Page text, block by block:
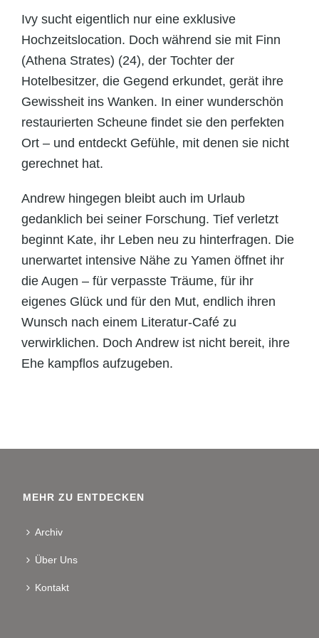
Ivy sucht eigentlich nur eine exklusive
Hochzeitslocation. Doch während sie mit Finn
(Athena Strates) (24), der Tochter der
Hotelbesitzer, die Gegend erkundet, gerät ihre
Gewissheit ins Wanken. In einer wunderschön
restaurierten Scheune findet sie den perfekten
Ort – und entdeckt Gefühle, mit denen sie nicht
gerechnet hat.
Andrew hingegen bleibt auch im Urlaub
gedanklich bei seiner Forschung. Tief verletzt
beginnt Kate, ihr Leben neu zu hinterfragen. Die
unerwartet intensive Nähe zu Yamen öffnet ihr
die Augen – für verpasste Träume, für ihr
eigenes Glück und für den Mut, endlich ihren
Wunsch nach einem Literatur-Café zu
verwirklichen. Doch Andrew ist nicht bereit, ihre
Ehe kampflos aufzugeben.
MEHR ZU ENTDECKEN
Archiv
Über Uns
Kontakt